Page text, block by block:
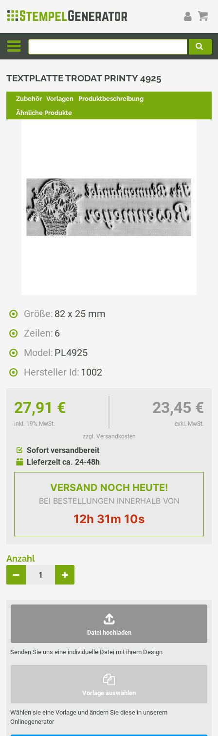
TEXTPLATTE TRODAT PRINTY 4925
Zubehör Vorlagen
Produktbeschreibung
Ähnliche Produkte
Größe: 82 x 25 mm
Zeilen: 6
Model: PL4925
Hersteller Id: 1002
27,91 €
inkl. 19% MwSt.
23,45 €
exkl. MwSt.
zzgl. Versandkosten
Sofort versandbereit
Lieferzeit ca. 24-48h
VERSAND NOCH HEUTE!
BEI BESTELLUNGEN INNERHALB VON
12h 31m 10s
Anzahl
Datei hochladen
Senden Sie uns eine individuelle Datei mit ihrem Design
Vorlage auswählen
Wählen sie eine Vorlage und ändern Sie diese in unserem
Onlinegenerator